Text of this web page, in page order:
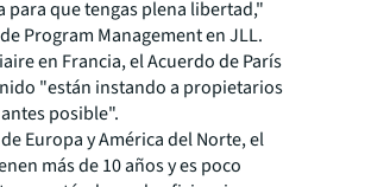
para que tengas plena libertad,"
Program Management en JLL.
en Francia, el Acuerdo de París
"están instando a propietarios
posible".
Europa y América del Norte, el
más de 10 años y es poco